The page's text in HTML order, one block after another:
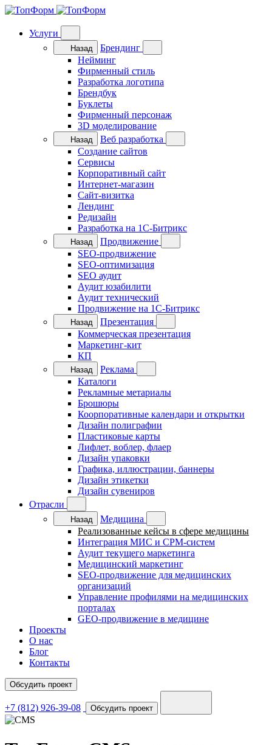
Услуги
Назад
Брендинг
Нейминг
Фирменный стиль
Разработка логотипа
Брендбук
Буклеты
Фирменный персонаж
3D моделирование
Назад
Веб разработка
Cоздание сайтов
Сервисы
Корпоративный сайт
Интернет-магазин
Cайт-визитка
Лендинг
Редизайн
Разработка на 1C-Битрикс
Назад
Продвижение
SEO-продвижение
SEO-оптимизация
SEO аудит
Аудит юзабилити
Аудит технический
Продвижение на 1C-Битрикс
Назад
Презентация
Коммерческая презентация
Маркетинг-кит
КП
Назад
Реклама
Каталоги
Рекламные метариалы
Брошюры
Коорпоративные календари и открытки
Дизайн полиграфии
Пластиковые карты
Лифлет, воблер, флаер
Дизайн упаковки
Графика, иллюстрации, баннеры
Дизайн этикетки
Дизайн сувениров
Отрасли
Назад
Медицина
Реализованные кейсы в сфере медицины
Интеграция МИС и СРМ-систем
Аудит текущего маркетинга
Медицинский маркетинг
SEO-продвижение для медицинских
организаций
Управление профилями на медицинских
порталах
GEO-продвижение в медицине
Проекты
О нас
Блог
Контакты
Обсудить проект
+7 (812) 926-39-08 Обсудить проект